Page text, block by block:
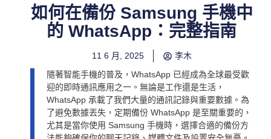
如何在備份 Samsung 手機中
的 WhatsApp：完整指南
11 6 月, 2025
李木
隨著智能手機的普及，WhatsApp 已經成為全球最受歡
迎的即時通訊應用之一。無論是工作還是生活，
WhatsApp 承載了我們大量的通訊記錄與重要數據。為
了避免數據丟失，定期備份 WhatsApp 是至關重要的，
尤其是當你使用 Samsung 手機時，選擇合適的備份方